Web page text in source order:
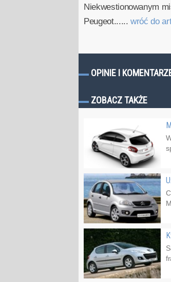
Niekwestionowanym
Peugeot......wróć do
OPINIE I
ZOBACZ TAKŻE